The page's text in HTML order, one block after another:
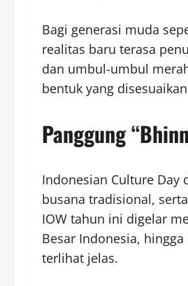
Bagi generasi muda
realitas baru terasa
dan umbul-umbul
bentuk yang
Panggung
Indonesian Culture Day
busana tradisional,
IOW tahun ini digelar
Besar Indonesia,
terlihat jelas.